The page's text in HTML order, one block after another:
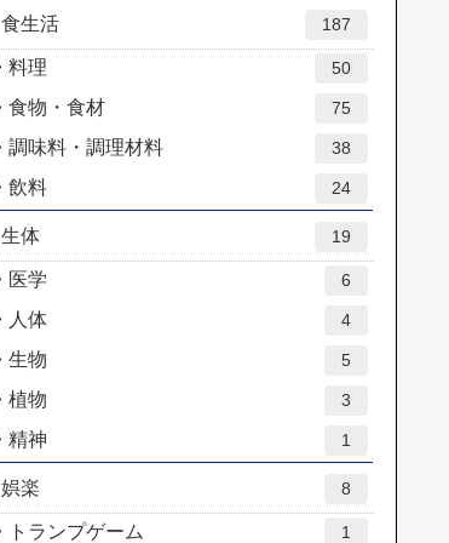
食生活 187
料理 50
食物・食材 75
調味料・調理材料 38
飲料 24
生体 19
医学 6
人体 4
生物 5
植物 3
精神 1
娯楽 8
トランプゲーム 1